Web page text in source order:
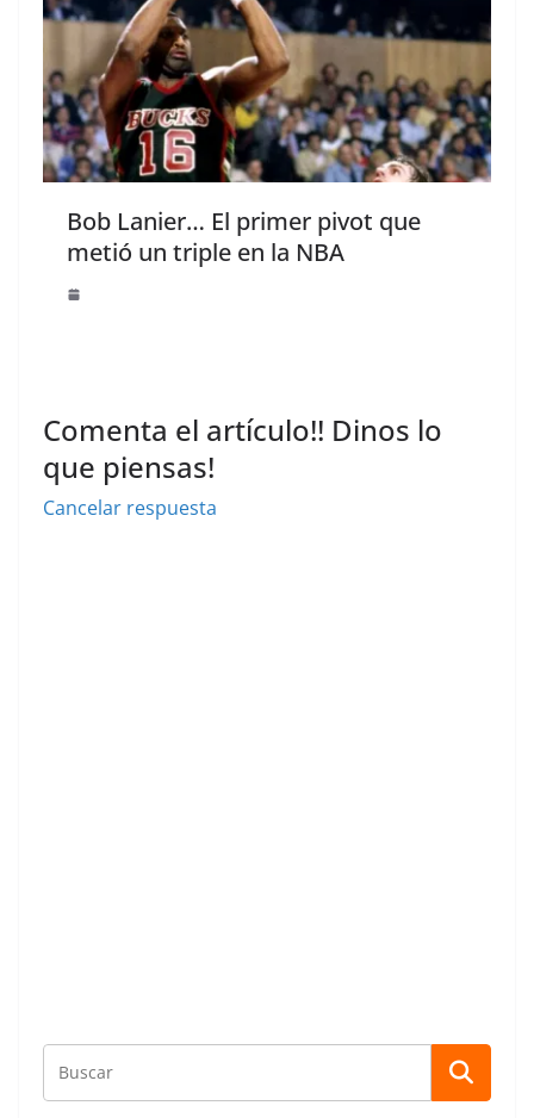
Bob Lanier… El primer pivot que
metió un triple en la NBA
Comenta el artículo!! Dinos lo
que piensas!
Cancelar respuesta